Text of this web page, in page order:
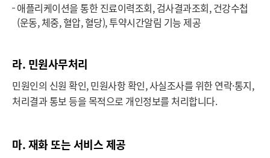
애플리케이션을 통한 진료이력조회, 검사결과조회, 건강수첩
(운동, 체중, 혈압, 혈당), 투약시간알림 기능 제공
라. 민원사무처리
민원인의 신원 확인, 민원사항 확인, 사실조사를 위한 연락·통지,
처리결과 통보 등을 목적으로 개인정보를 처리합니다.
마. 재화 또는 서비스 제공